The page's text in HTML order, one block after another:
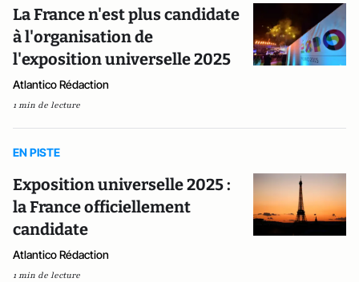
La France n'est plus candidate
à l'organisation de
l'exposition universelle 2025
Atlantico Rédaction
1 min de lecture
EN PISTE
Exposition universelle 2025 :
la France officiellement
candidate
Atlantico Rédaction
1 min de lecture